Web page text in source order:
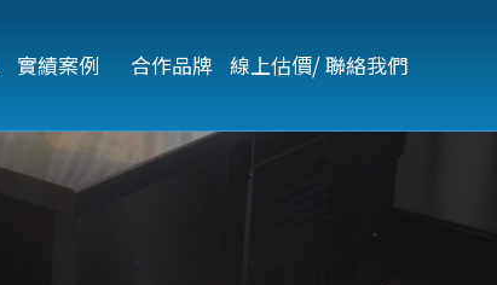
實績案例 合作品牌 線上估價/ 聯絡我們